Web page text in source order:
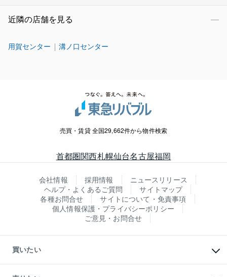
近隣の店舗を見る
用賀センター 溝ノ口センター
売買・賃貸 全国29,662件から物件検索
首都圏関西札幌仙台名古屋福岡
会社情報 採用情報
ニュースリリース
ヘルプ・よくあるご質問
サイトマップ
各種お問合せ
サイトについて・免責事項
個人情報保護・プライバシーポリシー
ご意見・お問合せ
買いたい